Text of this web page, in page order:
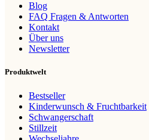
Blog
FAQ Fragen & Antworten
Kontakt
Über uns
Newsletter
Produktwelt
Bestseller
Kinderwunsch & Fruchtbarkeit
Schwangerschaft
Stillzeit